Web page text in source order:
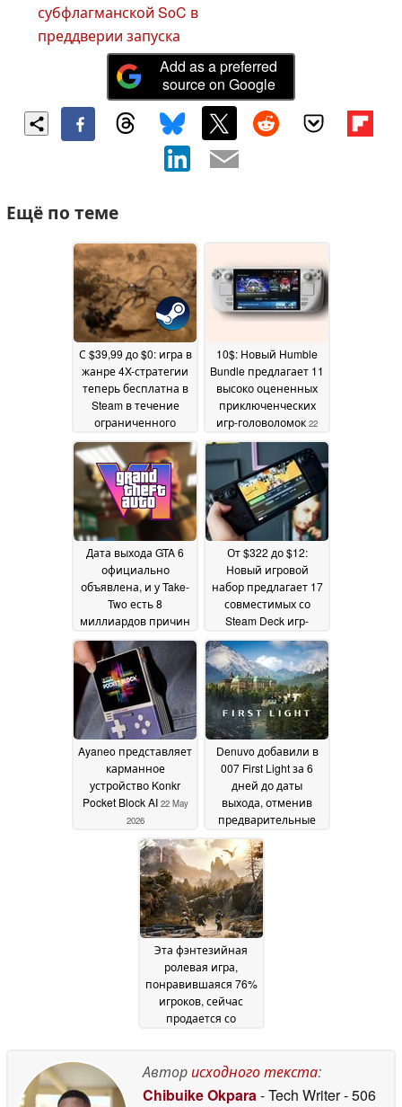
субфлагманской SoC в
преддверии запуска
Add as a preferred
source on Google
Ещё по теме
С $39,99 до $0: игра в
жанре 4X-стратегии
теперь бесплатна в
Steam в течение
ограниченного
времени22 May 2026
10$: Новый Humble
Bundle предлагает 11
высоко оцененных
приключенческих
игр-головоломок 22
May 2026
Дата выхода GTA 6
официально
объявлена, и у Take-
Two есть 8
миллиардов причин
не откладывать ее22
May 2026
От $322 до $12:
Новый игровой
набор предлагает 17
совместимых со
Steam Deck игр-
симуляторов по
низкой цене22 May
2026
Ayaneo представляет
карманное
устройство Konkr
Pocket Block AI 22 May
2026
Denuvo добавили в
007 First Light за 6
дней до даты
выхода, отменив
предварительные
заказы
Эта фэнтезийная
ролевая игра,
понравившаяся 76%
игроков, сейчас
продается со
Авторисходного текста:
Chibuike Okpara- Tech Writer- 506